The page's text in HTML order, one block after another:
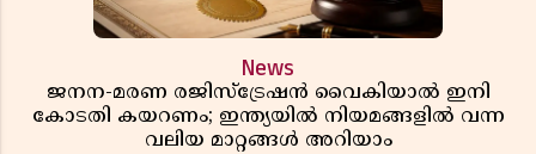
News
ജനന-മരണ രജിസ്ട്രേഷൻ വൈകിയാൽ ഇനി
കോടതി കയറണം; ഇന്ത്യയിൽ നിയമങ്ങളിൽ വന്ന
വലിയ മാറ്റങ്ങൾ അറിയാം